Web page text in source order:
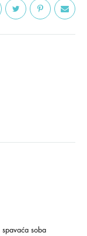
spavaća soba